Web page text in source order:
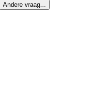
Andere vraag...